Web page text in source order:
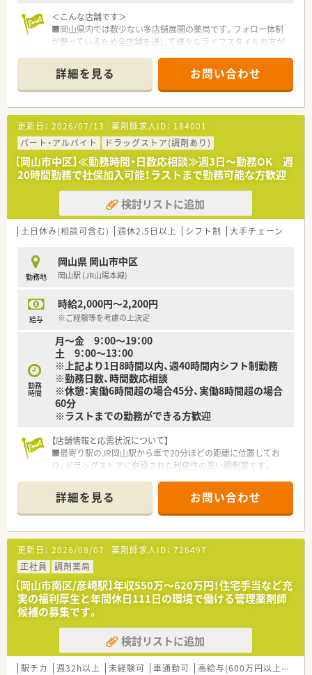
広げたい方
■店舗の皆で目標に向かってがんばりたい方
＜こんな店舗です＞
■岡山県内では数少ない多店舗展開の薬局です。フォロー体制
が整っているため全店舗を通して様々なライフスタイルの方が
■最寄り駅徒歩圏内。ドラッグストア併設の調剤薬局です。
＜業務内容＞
■調剤ミスを早期に発見するため棚卸の作業は1日午前と午後の
2回行っております。従業員全員でその日に出た薬品の棚卸を行
うため、1回10分程度で作業がおわります。
■処方箋枚数は1日あたり40枚程度です。
■監査は監査システムで確認した後、薬剤師の目視を行うダブル
チェック体制を採用しています。
＜研修制度＞
■接客・接遇、薬歴管理・作成、投薬・服薬指導、調剤業務、現行の
医療保険制度習得など、中途入社社員向けのさまざまな研修を行
っています。結婚、育児などでブランクがある方も安心して働く
＜法人特徴＞
■中四国を中心に150店舗以上展開する大手ドラッグストアで
■近年調剤業務に注力されており、調剤のみの店舗も展開してい
ます。
■「暮らしに役立つことなら何でも取り組もう」をモットーに、
体験型イベントや健康相談会等さまざまな地域貢献活動を行っ
ています。
■従業員の方にも生き生きと活動していただけるよう、福利厚
生・休暇の充実や店舗を超えた交流会などプライベートも充実さ
せられる仕組みが整っています。
■ご自身が希望されない限り基本的に商品の陳列やレジ打ち等
話が聞きたいとの依頼があった際は対応する場合があります。
■設備機器を全店舗統一しており、分包機・ねり機の他に画像識
別型監査システムを導入しています。
■シフトは21日始まりの20日終わりをベースに月3日まで希望
休を出すことが出来るため、プライベートの予定が立てやすい環
境が整っています。
■プロジェクトチームが複数あり、新人研修や在宅の推進など興
味のあるチームがあればどなたでも参加することが出来ます。
新しく取り組みたいことがあればプロジェクトチームを自分で
発足することが出来るため、自身の考えを発信する環境が整って
います。
■新卒から2年目への昇給タイミングで基本給月1万円アップの
昇給実績があります。
■薬剤師の人員配置については、基本1人当たりの処方箋枚数が
20枚～25枚になるように配置されているため、余裕をもった働
きが出来る環境です。
＜こんな方にもオススメ＞
■午後からの勤務がご希望の方
詳細を見る お問い合わせ
更新日： 2026/07/13 薬剤師求人ID： 184001
パート・アルバイト
ドラッグストア(調剤あり)
【岡山市中区】≪勤務時間・日数応相談≫週3日～勤務OK 週
20時間勤務で社保加入可能！ラストまで勤務可能な方歓迎
検討リストに追加
土日休み(相談可含む) 週休2.5日以上 シフト制 大手チェーン
勤務地
岡山県 岡山市中区
岡山駅 (JR山陽本線)
給与
時給2,000円～2,200円
※ご経験等を考慮の上決定
勤務
時間
月～金 9：00～19：00
土 9：00～13：00
※上記より1日8時間以内、週40時間内シフト制勤務
※勤務日数、時間数応相談
※休憩：実働6時間超の場合45分、実働8時間超の場合
60分
※ラストまでの勤務ができる方歓迎
【店舗情報と応需状況について】
■最寄り駅のJR岡山駅から車で20分ほどの距離に位置してお
り、ドラッグストアに併設された利便性の高い調剤室です。
あたり約40枚を、薬剤師2～3名体制で丁寧に対応します。
■事務員も常時1～2名体制で勤務しているため、薬剤師は調剤
や服薬指導などの専門業務に専念できる環境です。
【募集背景と求める人物像について】
■調剤部門の体制強化とさらなるサービス向上のための増員募
集であり、現場の意見を尊重してくれる意欲的な方を求めます。
■業界最大手グループの一員として、患者様やお客様の健康と美
容を支えるコンサルタントを目指したい方を歓迎します。
■調剤未経験の方でも、大手ならではの充実した研修制度を活用
して成長したいという前向きな姿勢がある方を募ります。
【法人特徴について】
■中四国エリアを中心に多数店舗を展開し、地域の方々の美容と
健康を支えています。
詳細を見る お問い合わせ
更新日： 2026/08/07 薬剤師求人ID： 726497
正社員
調剤薬局
【岡山市南区/彦崎駅】年収550万〜620万円！住宅手当など充
実の福利厚生と年間休日111日の環境で働ける管理薬剤師
候補の募集です。
検討リストに追加
駅チカ 週32h以上 未経験可 車通勤可 高給与(600万円以上)